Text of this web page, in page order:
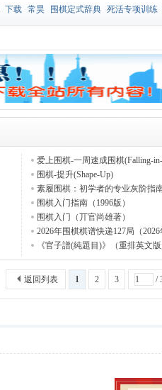
下载 常昊 围棋定式辞典 死活专项训练
爱上围棋-一周速成围棋(Falling-
围棋-提升(Shape-Up)
素履围棋：初学者的专业灰阶指
围棋入门指南（1996版）
围棋入门（丌官尚雄著）
2026年围棋棋谱快递127局（2026
《官子譜(純題目)》（重排英文版
1 2 3 /
返回列表